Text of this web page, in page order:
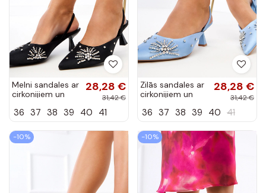
Melni sandales ar
cirkonijiem un
Lessor
28,28 €
31,42 €
36 37 38 39 40 41
Zilās sandales ar
cirkonijiem un
Lessor
28,28 €
31,42 €
36 37 38 39 40 41
-10% -10%